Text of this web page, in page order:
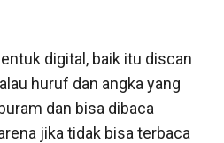
digital, baik itu discan
huruf dan angka yang
dan bisa dibaca
jika tidak bisa terbaca